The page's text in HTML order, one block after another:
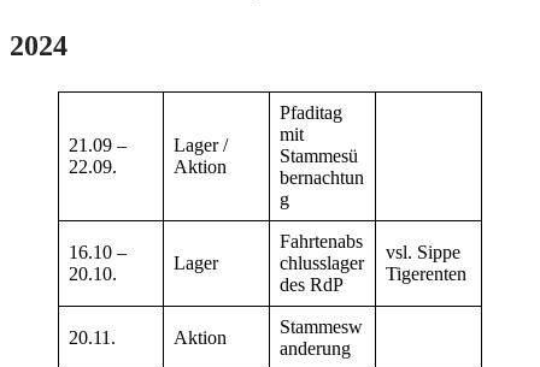
2024
21.09 –
22.09.
Lager /
Aktion
Pfaditag
mit
Stammesü
bernachtun
g
16.10 –
20.10.
Lager
Fahrtenabs
chlusslager
des RdP
vsl. Sippe
Tigerenten
20.11. Aktion
Stammesw
anderung